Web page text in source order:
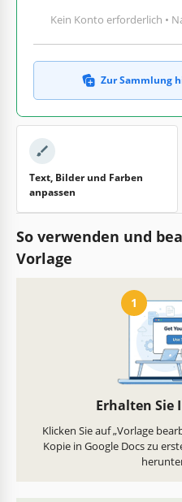
Kein Konto erforderlich •
Zur Sammlung
Text, Bilder und Farben
anpassen
So verwenden und
Vorlage
1
Erhalten Sie
Klicken Sie auf „Vorlage
Kopie in Google Docs zu